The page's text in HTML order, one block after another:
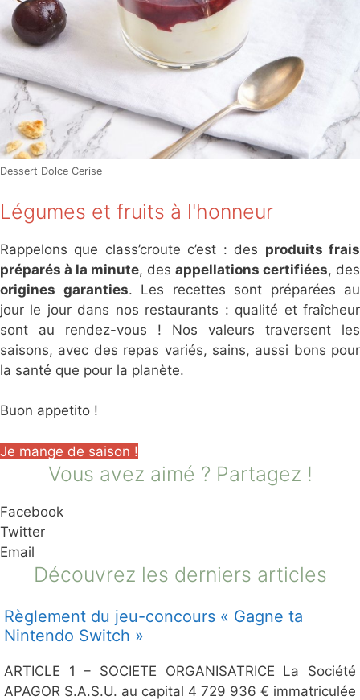
Dessert Dolce Cerise
Légumes et fruits à l'honneur
Rappelons que class’croute c’est : des produits frais
préparés à la minute, des appellations certifiées, des
origines garanties. Les recettes sont préparées au
jour le jour dans nos restaurants : qualité et fraîcheur
sont au rendez-vous ! Nos valeurs traversent les
saisons, avec des repas variés, sains, aussi bons pour
la santé que pour la planète.
Buon appetito !
Je mange de saison !
Vous avez aimé ? Partagez !
Facebook
Twitter
Email
Découvrez les derniers articles
Règlement du jeu-concours « Gagne ta
Nintendo Switch »
ARTICLE 1 – SOCIETE ORGANISATRICE La Société
APAGOR S.A.S.U. au capital 4 729 936 € immatriculée